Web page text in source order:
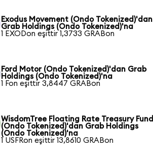
Exodus Movement (Ondo Tokenized)'dan
Grab Holdings (Ondo Tokenized)'na
1 EXODon eşittir 1,3733 GRABon
Ford Motor (Ondo Tokenized)'dan Grab
Holdings (Ondo Tokenized)'na
1 Fon eşittir 3,8447 GRABon
WisdomTree Floating Rate Treasury Fund
(Ondo Tokenized)'dan Grab Holdings
(Ondo Tokenized)'na
1 USFRon eşittir 13,8610 GRABon